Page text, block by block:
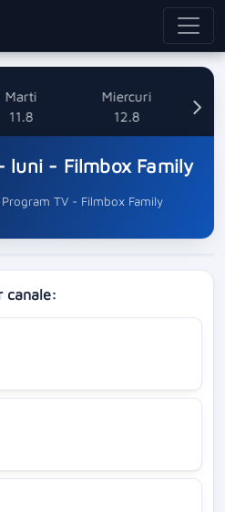
Marti
11.8
Miercuri
12.8
luni - Filmbox Family
Program TV - Filmbox Family
canale: